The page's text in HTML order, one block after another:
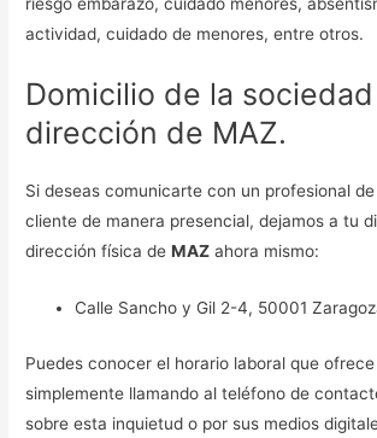
actividad, cuidado de menores, entre otros.
Domicilio de la
dirección de MAZ.
Si deseas comunicarte con un profesional
cliente de manera presencial, dejamos a tu
dirección física deMAZ ahora mismo:
Calle Sancho y Gil 2-4, 50001
Puedes conocer el horario laboral que ofrece
simplemente llamando al teléfono de
sobre esta inquietud o por sus medios